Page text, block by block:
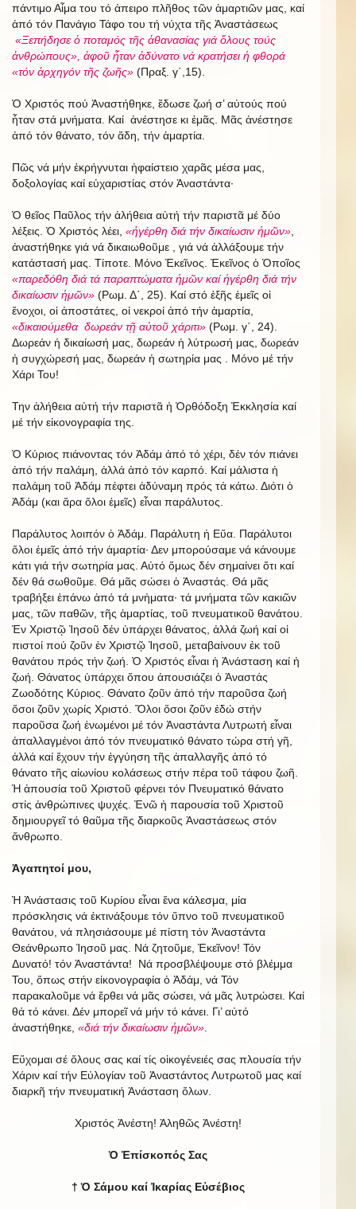
πάντιμο Αἷμα του τό ἀπειρο πλῆθος τῶν ἁμαρτιῶν μας, καί
ἀπό τόν Πανάγιο Τάφο του τή νύχτα τῆς Ἀναστάσεως
«Ξεπήδησε ὁ ποταμός τῆς ἀθανασίας γιά ὅλους τούς
ἀνθρώπους», ἀφοῦ ἦταν ἀδύνατο νά κρατήσει ἡ φθορά
«τόν ἀρχηγόν τῆς ζωῆς» (Πραξ. γ΄,15).
Ὁ Χριστός πού Ἀναστήθηκε, ἔδωσε ζωή σ’ αὐτούς πού
ἦταν στά μνήματα. Καί ἀνέστησε κι ἐμᾶς. Μᾶς ἀνέστησε
ἀπό τόν θάνατο, τόν ἅδη, τήν ἁμαρτία.
Πῶς νά μήν ἐκρήγνυται ἡφαίστειο χαρᾶς μέσα μας,
δοξολογίας καί εὐχαριστίας στόν Ἀναστάντα·
Ὁ θεῖος Παῦλος τήν ἀλήθεια αὐτή τήν παριστᾶ μέ δύο
λέξεις. Ὁ Χριστός λέει, «ἠγέρθη διά τήν δικαίωσιν ἡμῶν»
ἀναστήθηκε γιά νά δικαιωθοῦμε , γιά νά ἀλλάξουμε τήν
κατάστασή μας. Τίποτε. Μόνο Ἐκεῖνος. Ἐκεῖνος ὁ Ὁποῖος
«παρεδόθη διά τά παραπτώματα ἡμῶν καί ἡγέρθη διά τήν
δικαίωσιν ἡμῶν» (Ρωμ. Δ΄, 25). Καί στό ἐξῆς ἐμεῖς οἱ
ἔνοχοι, οἱ ἀποστάτες, οἱ νεκροί ἀπό τήν ἁμαρτία,
«δικαιούμεθα δωρεάν τῇ αὐτοῦ χάριτι» (Ρωμ. γ΄, 24).
Δωρεάν ἡ δικαίωσή μας, δωρεάν ἡ λύτρωσή μας, δωρεάν
ἡ συγχώρεσή μας, δωρεάν ἡ σωτηρία μας . Μόνο μέ τήν
Χάρι Του!
Την ἀλήθεια αὐτή τήν παριστᾶ ἡ Ὀρθόδοξη Ἐκκλησία καί
μέ τήν εἰκονογραφία της.
Ὁ Κύριος πιάνοντας τόν Ἀδάμ ἀπό τό χέρι, δέν τόν πιάνει
ἀπό τήν παλάμη, ἀλλά ἀπό τόν καρπό. Καί μάλιστα ἡ
παλάμη τοῦ Ἀδάμ πέφτει ἀδύναμη πρός τά κάτω. Διότι ὁ
Ἀδάμ (και ἄρα ὅλοι ἐμεῖς) εἶναι παράλυτος.
Παράλυτος λοιπόν ὁ Ἀδάμ. Παράλυτη ἡ Εὔα. Παράλυτοι
ὅλοι ἐμεῖς ἀπό τήν ἁμαρτία· Δεν μπορούσαμε νά κάνουμε
κάτι γιά τήν σωτηρία μας. Αὐτό ὅμως δέν σημαίνει ὅτι καί
δέν θά σωθοῦμε. Θά μᾶς σώσει ὁ Ἀναστάς. Θά μᾶς
τραβήξει ἐπάνω ἀπό τά μνἠματα· τά μνήματα τῶν κακιῶν
μας, τῶν παθῶν, τῆς ἁμαρτίας, τοῦ πνευματικοῦ θανάτου.
Ἐν Χριστῷ Ἰησοῦ δέν ὑπάρχει θάνατος, ἀλλά ζωή καί οἱ
πιστοί πού ζοῦν ἐν Χριστῷ Ἰησοῦ, μεταβαίνουν ἐκ τοῦ
θανάτου πρός τήν ζωή. Ὁ Χριστός εἶναι ἡ Ἀνάσταση καί ἡ
ζωή. Θάνατος ὑπάρχει ὅπου ἀπουσιάζει ὁ Ἀναστάς
Ζωοδότης Κύριος. Θάνατο ζοῦν ἀπό τήν παροῦσα ζωή
ὅσοι ζοῦν χωρίς Χριστό. Ὅλοι ὅσοι ζοῦν ἐδώ στήν
παροῦσα ζωή ἑνωμένοι μέ τόν Ἀναστάντα Λυτρωτή εἶναι
ἀπαλλαγμένοι ἀπό τόν πνευματικό θάνατο τώρα στή γῆ,
ἀλλά καί ἔχουν τήν ἐγγύηση τῆς ἀπαλλαγῆς ἀπό τό
θάνατο τῆς αἰωνίου κολάσεως στήν πέρα τοῦ τάφου ζωῆ.
Ἡ ἀπουσία τοῦ Χριστοῦ φέρνει τόν Πνευματικό θάνατο
στίς ἀνθρώπινες ψυχές. Ἐνῶ ἡ παρουσία τοῦ Χριστοῦ
δημιουργεῖ τό θαῦμα τῆς διαρκοῦς Ἀναστάσεως στόν
ἄνθρωπο.
Ἀγαπητοί μου,
Ἡ Ἀνάστασις τοῦ Κυρίου εἶναι ἕνα κάλεσμα, μία
πρόσκλησις νά ἐκτινάξουμε τόν ὕπνο τοῦ πνευματικοῦ
θανάτου, νά πλησιάσουμε μέ πίστη τόν Ἀναστάντα
Θεάνθρωπο Ἰησοῦ μας. Νά ζητοῦμε, Ἐκεῖνον! Τόν
Δυνατό! τόν Ἀναστάντα! Νά προσβλέψουμε στό βλέμμα
Του, ὅπως στήν εἰκονογραφία ὁ Ἀδάμ, νά Τόν
παρακαλοῦμε νά ἔρθει νά μᾶς σώσει, νά μᾶς λυτρώσει. Καί
θά τό κάνει. Δέν μπορεῖ νά μήν τό κάνει. Γι’ αὐτό
ἀναστήθηκε, «διά τήν δικαίωσιν ἡμῶν»
Εὔχομαι σέ ὅλους σας καί τίς οἰκογένειές σας πλουσία τήν
Χάριν καί τήν Εὐλογίαν τοῦ Ἀναστάντος Λυτρωτοῦ μας καί
διαρκῆ τήν πνευματική Ἀνάσταση ὅλων.
Χριστός Ἀνέστη! Ἀληθῶς Ἀνέστη!
Ὁ Ἐπίσκοπός Σας
† Ὁ Σάμου καί Ἰκαρίας Εὐσέβιος